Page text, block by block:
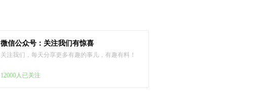
微信公众号：关注我们有惊喜
关注我们，每天分享更多有趣的事儿，有趣有料！
12000人已关注